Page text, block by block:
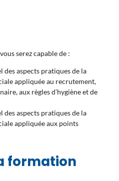
serez capable de :
des aspects pratiques de la
appliquée au recrutement,
aux règles d’hygiène et de
des aspects pratiques de la
appliquée aux points
formation